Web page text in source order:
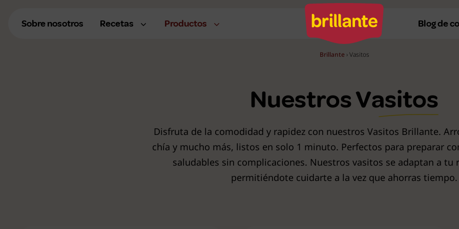
Sobre nosotros Recetas
Recetas a la plancha
Recetas con Thermomix
Recetas en microondas
Recetas vegetarianas
Productos Blog de
Brillante ›Vasitos
NuestrosVasitos
Disfruta de la comodidad y rapidez con nuestros Vasitos Brillante.
chía y mucho más, listos en solo 1 minuto. Perfectos para preparar
saludables sin complicaciones. Nuestros vasitos se adaptan a tu
permitiéndote cuidarte a la vez que ahorras tiempo.